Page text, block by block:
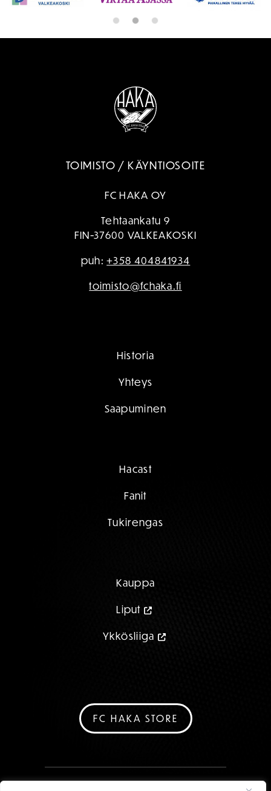
TOIMISTO / KÄYNTIOSOITE
FC HAKA OY
Tehtaankatu 9
FIN-37600 VALKEAKOSKI
puh:+358 404841934
toimisto@fchaka.fi
Historia
Yhteys
Saapuminen
Hacast
Fanit
Tukirengas
Kauppa
Liput
Ykkösliiga
FC HAKA STORE